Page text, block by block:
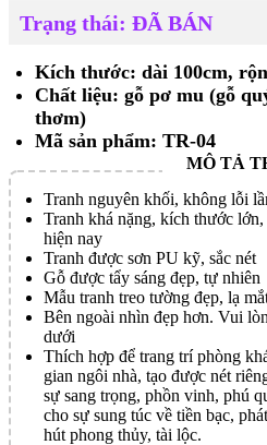
Trạng thái: ĐÃ BÁN
Kích thước: dài 100cm,
Chất liệu: gỗ pơ mu (gỗ
thơm)
Mã sản phẩm: TR-04
Tranh nguyên khối, không lỗi
Tranh khá nặng, kích thước
hiện nay
Tranh được sơn PU kỹ, sắc nét
Gỗ được tẩy sáng đẹp, tự nhiên
Mẫu tranh treo tường đẹp, lạ
Bên ngoài nhìn đẹp hơn. Vui
dưới
Thích hợp để trang trí phòng
gian ngôi nhà, tạo được nét
sự sang trọng, phồn vinh, phú
cho sự sung túc về tiền bạc,
hút phong thủy, tài lộc.